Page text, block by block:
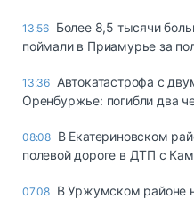
13:56 Более 8,5 тысячи
поймали в Приамурье за
13:36 Автокатастрофа с
Оренбуржье: погибли два
08:08 В Екатериновском
полевой дороге в ДТП с
07.08 В Уржумском районе